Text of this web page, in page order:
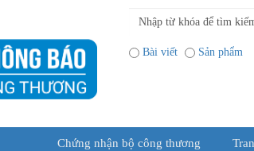
Bài viết Sản phẩm
Chứng nhận bộ công thương